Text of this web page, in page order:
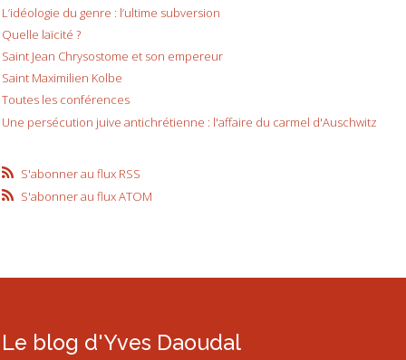
L’idéologie du genre : l’ultime subversion
Quelle laïcité ?
Saint Jean Chrysostome et son empereur
Saint Maximilien Kolbe
Toutes les conférences
Une persécution juive antichrétienne : l'affaire du carmel d'Auschwitz
S'abonner au flux RSS
S'abonner au flux ATOM
Le blog d'Yves Daoudal